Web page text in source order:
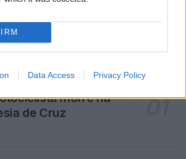
Data Access Privacy Policy
morre na
de Cruz